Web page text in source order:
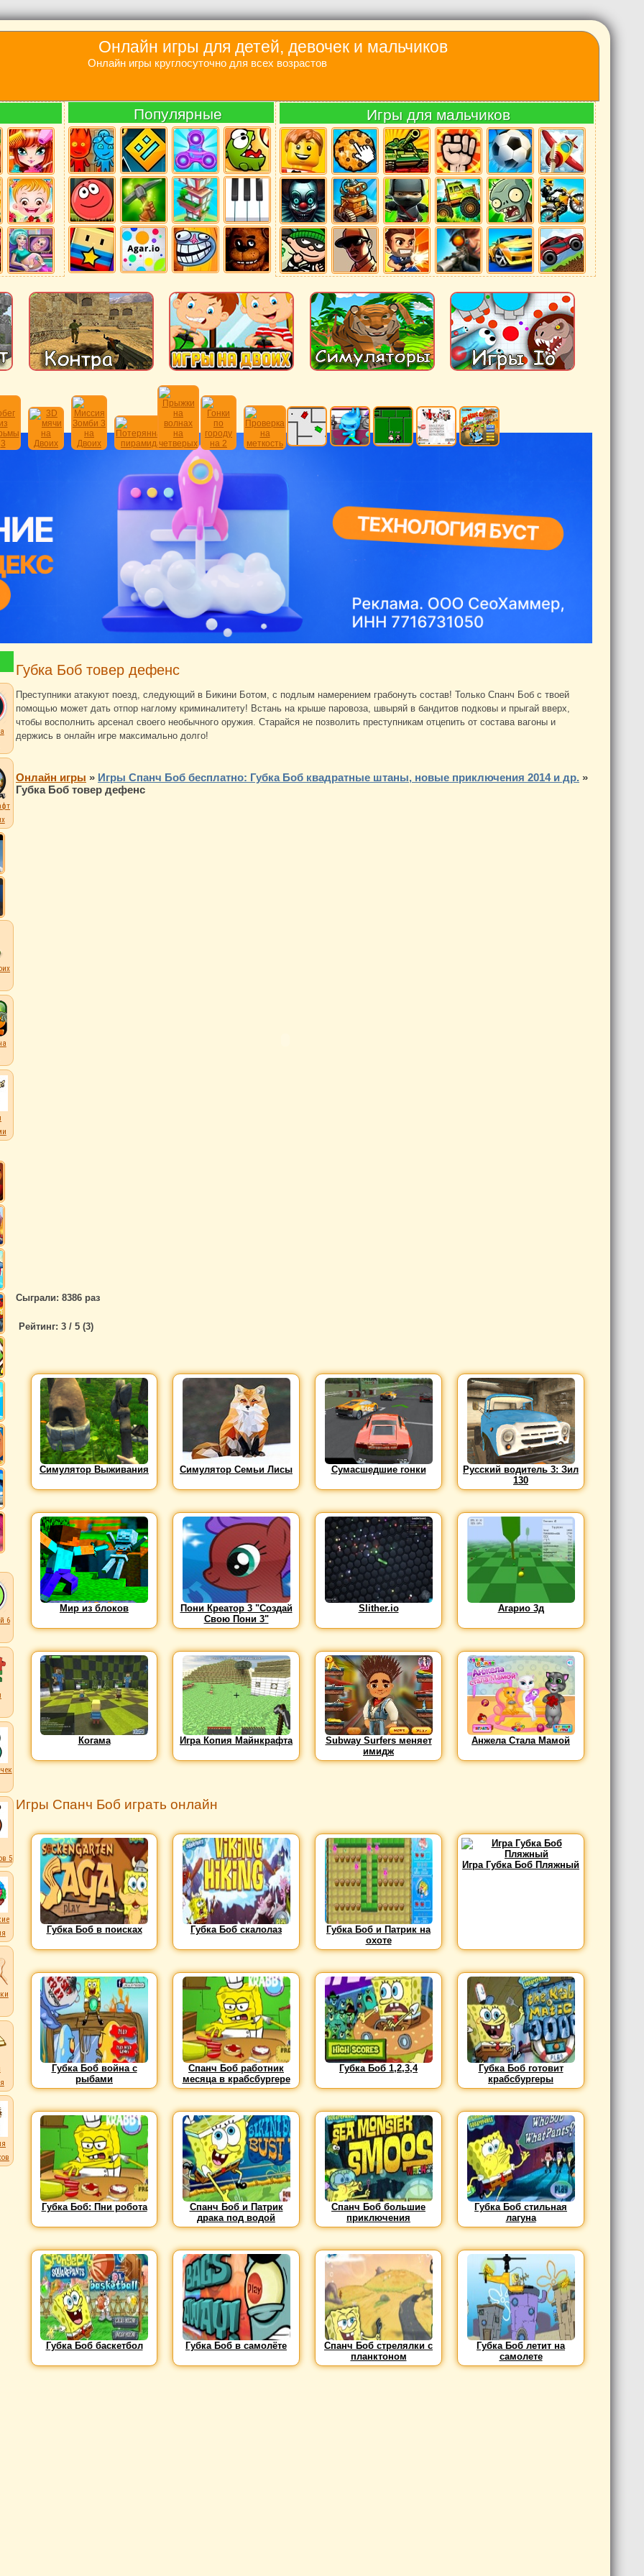
Онлайн игры для детей, девочек и мальчиков
Онлайн игры круглосуточно для всех возрастов
Популярные Игры для мальчиков
6
5
Губка Боб товер дефенс
Преступники атакуют поезд, следующий в Бикини Ботом, с подлым намерением грабонуть состав! Только Спанч Боб с твоей
помощью может дать отпор наглому криминалитету! Встань на крыше паровоза, швыряй в бандитов подковы и прыгай вверх,
чтобы восполнить арсенал своего необычного оружия. Старайся не позволить преступникам отцепить от состава вагоны и
держись в онлайн игре максимально долго!
Онлайн игры » Игры Спанч Боб бесплатно: Губка Боб квадратные штаны, новые приключения 2014 и др. »
Губка Боб товер дефенс
Сыграли: 8386 раз
Рейтинг: 3 / 5 (3)
Симулятор Выживания Симулятор Семьи Лисы Сумасшедшие гонки
Русский водитель 3: Зил
130
Мир из блоков
Пони Креатор 3 "Создай
Свою Пони 3"
Slither.io Агарио 3д
Когама Игра Копия Майнкрафта
Subway Surfers меняет
имидж
Анжела Стала Мамой
Игры Спанч Боб играть онлайн
Губка Боб в поисках Губка Боб скалолаз
Губка Боб и Патрик на
охоте
Игра Губка Боб Пляжный
Губка Боб война с
рыбами
Спанч Боб работник
месяца в крабсбургере
Губка Боб 1,2,3,4
Губка Боб готовит
крабсбургеры
Губка Боб: Пни робота
Спанч Боб и Патрик
драка под водой
Спанч Боб большие
приключения
Губка Боб стильная
лагуна
Губка Боб баскетбол Губка Боб в самолёте
Спанч Боб стрелялки с
планктоном
Губка Боб летит на
самолете